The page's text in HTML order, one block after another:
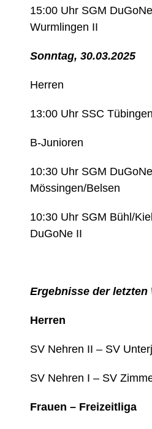
15:00 Uhr SGM
Wurmlingen II
Sonntag, 30.03.2025
Herren
13:00 Uhr SSC
B-Junioren
10:30 Uhr SGM
Mössingen/Belsen
10:30 Uhr SGM Bühl/
DuGoNe II
Ergebnisse der letzten
Herren
SV Nehren II – SV
SV Nehren I – SV
Frauen – Freizeitliga